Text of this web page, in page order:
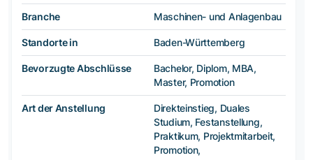
Branche Maschinen- und Anlagenbau
Standorte in Baden-Württemberg
Bevorzugte Abschlüsse
Bachelor, Diplom, MBA,
Master, Promotion
Art der Anstellung
Direkteinstieg, Duales
Studium, Festanstellung,
Praktikum, Projektmitarbeit,
Promotion,